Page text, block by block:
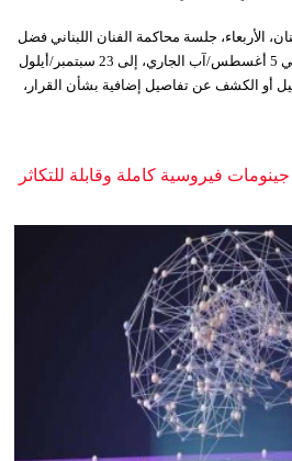
الأربعاء، جلسة محاكمة الفنان اللبناني فضل
شاكر، التي كانت مقرر عقدها في 5 أغسطس/آب الجاري، إلى 23 سبتمبر/أيلول
أو الكشف عن تفاصيل إضافية بشأن القرار،
فيروسية كاملة وقابلة للتكاثر